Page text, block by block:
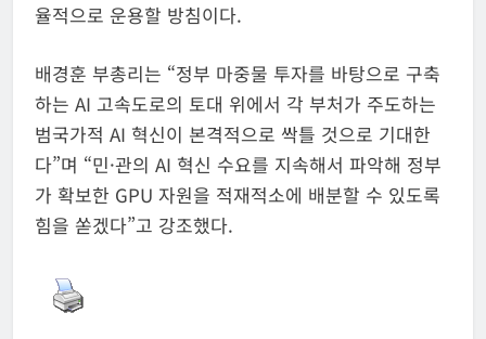
율적으로 운용할 방침이다.
배경훈 부총리는 “정부 마중물 투자를 바탕으로 구축
하는 AI 고속도로의 토대 위에서 각 부처가 주도하는
범국가적 AI 혁신이 본격적으로 싹틀 것으로 기대한
다”며 “민·관의 AI 혁신 수요를 지속해서 파악해 정부
가 확보한 GPU 자원을 적재적소에 배분할 수 있도록
힘을 쏟겠다”고 강조했다.